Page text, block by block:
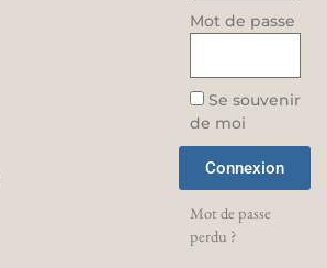
Mot de passe
Se souvenir
de moi
Connexion
Mot de passe
perdu ?